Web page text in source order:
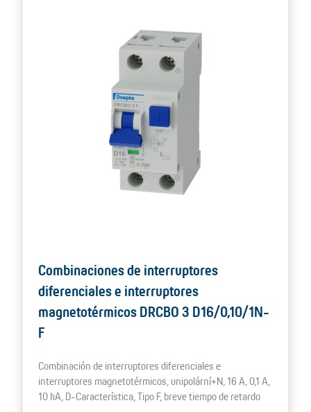
Combinaciones de interruptores
diferenciales e interruptores
magnetotérmicos DRCBO 3 D16/0,10/1N-
F
Combinación de interruptores diferenciales e
interruptores magnetotérmicos, unipolární+N, 16 A, 0,1 A,
10 kA, D-Característica, Tipo F, breve tiempo de retardo